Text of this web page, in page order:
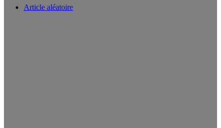
Article aléatoire